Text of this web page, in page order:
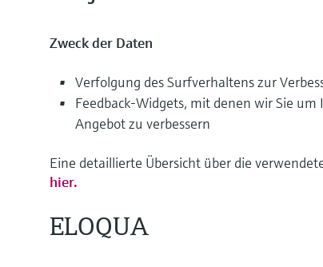
Zweck der Daten
Verfolgung des Surfverhaltens zur
Feedback-Widgets, mit denen wir Sie
Angebot zu verbessern
Eine detaillierte Übersicht über die
hier.
ELOQUA